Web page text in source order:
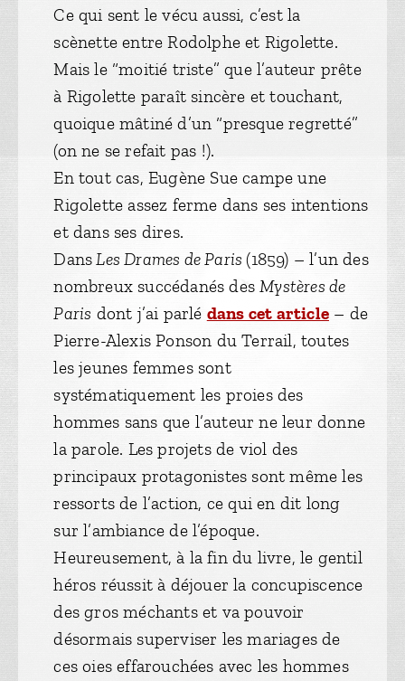
Ce qui sent le vécu aussi, c’est la
scènette entre Rodolphe et Rigolette.
Mais le “moitié triste” que l’auteur prête
à Rigolette paraît sincère et touchant,
quoique mâtiné d’un “presque regretté”
(on ne se refait pas !).
En tout cas, Eugène Sue campe une
Rigolette assez ferme dans ses intentions
et dans ses dires.
DansLes Drames de Paris(1859) – l’un des
nombreux succédanés desMystères de
Paris dont j’ai parlé dans cet article– de
Pierre-Alexis Ponson du Terrail, toutes
les jeunes femmes sont
systématiquement les proies des
hommes sans que l’auteur ne leur donne
la parole. Les projets de viol des
principaux protagonistes sont même les
ressorts de l’action, ce qui en dit long
sur l’ambiance de l’époque.
Heureusement, à la fin du livre, le gentil
héros réussit à déjouer la concupiscence
des gros méchants et va pouvoir
désormais superviser les mariages de
ces oies effarouchées avec les hommes